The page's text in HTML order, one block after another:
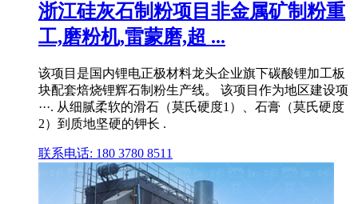
浙江硅灰石制粉项目非金属矿制粉重
工,磨粉机,雷蒙磨,超 ...
该项目是国内锂电正极材料龙头企业旗下碳酸锂加工板
块配套焙烧锂辉石制粉生产线。 该项目作为地区建设项
···. 从细腻柔软的滑石（莫氏硬度1）、石膏（莫氏硬度
2）到质地坚硬的钾长 .
联系电话: 180 3780 8511